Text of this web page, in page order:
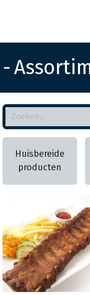
-
Huisbereide
producten